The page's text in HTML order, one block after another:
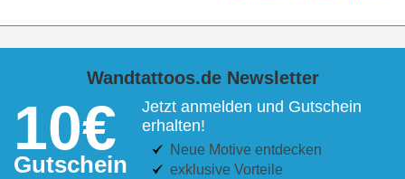
Wandtattoos.de Newsletter
10€
Gutschein
Jetzt anmelden und Gutschein
erhalten!
Neue Motive entdecken
exklusive Vorteile